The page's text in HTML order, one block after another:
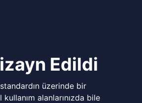
Edildi
üzerinde bir
alanlarınızda bile